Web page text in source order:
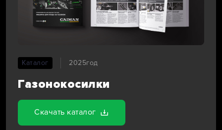
Каталог 2025год
Газонокосилки
Скачать каталог